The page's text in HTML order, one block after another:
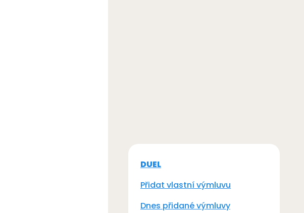
DUEL
Přidat vlastní výmluvu
Dnes přidané výmluvy